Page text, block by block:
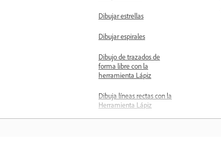
Dibujar estrellas
Dibujar espirales
Dibujo de trazados de
forma libre con la
herramienta Lápiz
Dibuja líneas rectas con la
Herramienta Lápiz